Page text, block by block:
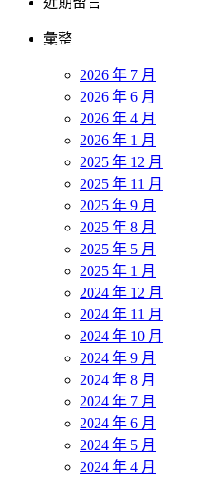
彙整
2026 年 7 月
2026 年 6 月
2026 年 4 月
2026 年 1 月
2025 年 12 月
2025 年 11 月
2025 年 9 月
2025 年 8 月
2025 年 5 月
2025 年 1 月
2024 年 12 月
2024 年 11 月
2024 年 10 月
2024 年 9 月
2024 年 8 月
2024 年 7 月
2024 年 6 月
2024 年 5 月
2024 年 4 月